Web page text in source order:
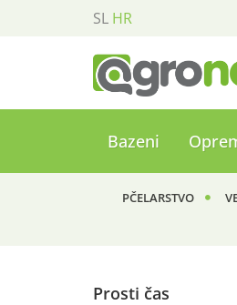
SL HR
Bazeni
PČELARSTVO
Prosti čas